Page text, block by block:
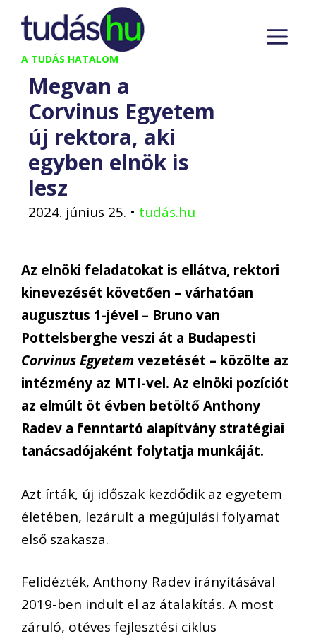
Kilépés
tartalomba
A TUDÁS HATALOM
Megvan a
Corvinus Egyetem
új rektora, aki
egyben elnök is
lesz
2024. június 25. • tudás.hu
Az elnöki feladatokat is ellátva, rektori
kinevezését követően – várhatóan
augusztus 1-jével – Bruno van
Pottelsberghe veszi át a Budapesti
Corvinus Egyetemvezetését – közölte az
intézmény az MTI-vel. Az elnöki pozíciót
az elmúlt öt évben betöltő Anthony
Radev a fenntartó alapítvány stratégiai
tanácsadójaként folytatja munkáját.
Azt írták, új időszak kezdődik az egyetem
életében, lezárult a megújulási folyamat
első szakasza.
Felidézték, Anthony Radev irányításával
2019-ben indult el az átalakítás. A most
záruló, ötéves fejlesztési ciklus